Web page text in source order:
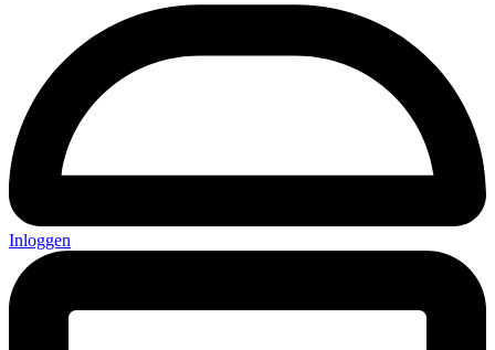
Inloggen